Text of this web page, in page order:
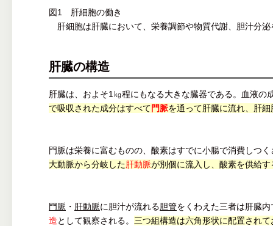
図1 肝細胞の働き
肝細胞は肝臓において、栄養調節や物質代謝、胆汁分泌
肝臓の構造
肝臓は、およそ1㎏程にもなる大きな臓器である。血液の
で吸収された成分はすべて門脈を通って肝臓に流れ、肝
門脈は栄養に富むものの、酸素はすでに小腸で消費しつ
大動脈から分岐した肝動脈が別個に流入し、酸素を供給す
門脈 ・ 肝動脈に胆汁が流れる胆管をくわえた三者は肝臓
造として観察される。 三つ組構造は六角形状に配置され